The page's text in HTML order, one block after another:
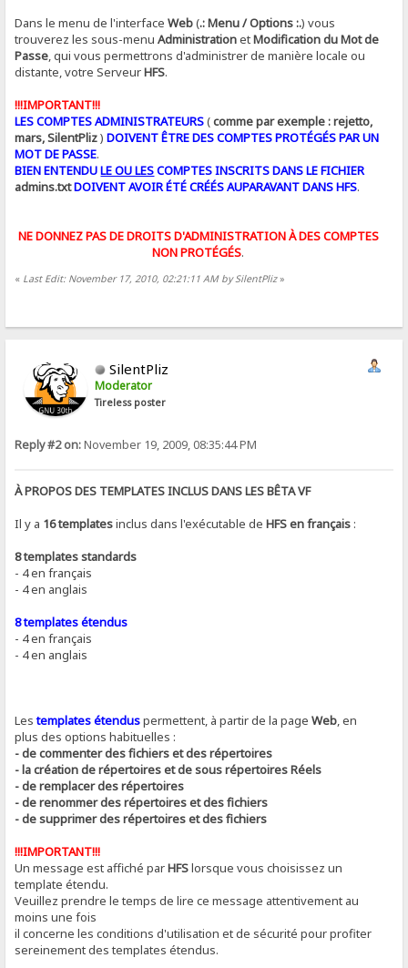
Dans le menu de l'interfaceWeb(.: Menu / Options :.) vous
trouverez les sous-menuAdministrationetModification du Mot de
Passe, qui vous permettrons d'administrer de manière locale ou
distante, votre ServeurHFS.
!!!IMPORTANT!!!
LES COMPTES ADMINISTRATEURS(comme par exemple : rejetto,
mars, SilentPliz)DOIVENT ÊTRE DES COMPTES PROTÉGÉS PAR UN
MOT DE PASSE.
BIEN ENTENDULE OU LESCOMPTES INSCRITS DANS LE FICHIER
admins.txtDOIVENT AVOIR ÉTÉ CRÉÉS AUPARAVANT DANS HFS.
NE DONNEZ PAS DE DROITS D'ADMINISTRATION À DES COMPTES
NON PROTÉGÉS.
« Last Edit: November 17, 2010, 02:21:11 AM by SilentPliz»
SilentPliz
Moderator
Tireless poster
Reply #2 on:November 19, 2009, 08:35:44 PM
À PROPOS DES TEMPLATES INCLUS DANS LES BÊTA VF
Il y a 16 templatesinclus dans l'exécutable deHFS en français :
8 templates standards
- 4 en français
- 4 en anglais
8 templates étendus
- 4 en français
- 4 en anglais
Lestemplates étenduspermettent, à partir de la pageWeb, en
plus des options habituelles :
- de commenter des fichiers et des répertoires
- la création de répertoires et de sous répertoires Réels
- de remplacer des répertoires
- de renommer des répertoires et des fichiers
- de supprimer des répertoires et des fichiers
!!!IMPORTANT!!!
Un message est affiché parHFSlorsque vous choisissez un
template étendu.
Veuillez prendre le temps de lire ce message attentivement au
moins une fois
il concerne les conditions d'utilisation et de sécurité pour profiter
sereinement des templates étendus.